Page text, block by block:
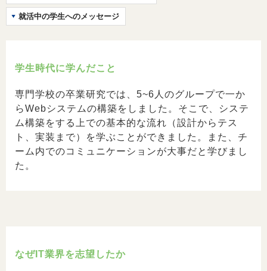
就活中の学生へのメッセージ
学生時代に学んだこと
専門学校の卒業研究では、5~6人のグループで一か
らWebシステムの構築をしました。そこで、システ
ム構築をする上での基本的な流れ（設計からテス
ト、実装まで）を学ぶことができました。また、チ
ーム内でのコミュニケーションが大事だと学びまし
た。
なぜIT業界を志望したか